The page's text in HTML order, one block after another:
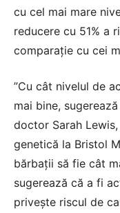
cu cel mai mare
reducere cu 51% a
comparaţie cu cei
”Cu cât nivelul de
mai bine,
doctor Sarah
genetică la Bristol
bărbaţii să fie cât
sugerează că a fi
priveşte riscul de